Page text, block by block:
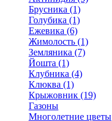
Брусника (1)
Голубика (1)
Ежевика (6)
Жимолость (1)
Земляника (7)
Йошта (1)
Клубника (4)
Клюква (1)
Крыжовник (19)
Газоны
Многолетние цветы